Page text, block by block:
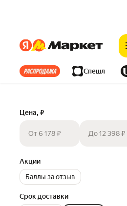
ЯндексЯндекс
Все хиты Спешл
Цена, ₽
От 6 178 ₽ До 12 398 ₽
Акции
Баллы за отзыв
Срок доставки